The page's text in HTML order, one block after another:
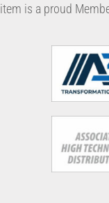
item is a proud